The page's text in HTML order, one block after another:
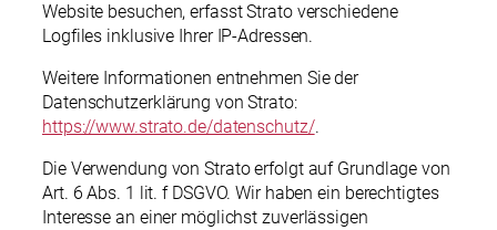
Website besuchen, erfasst Strato verschiedene
Logfiles inklusive Ihrer IP-Adressen.
Weitere Informationen entnehmen Sie der
Datenschutzerklärung von Strato:
https://www.strato.de/datenschutz/.
Die Verwendung von Strato erfolgt auf Grundlage von
Art. 6 Abs. 1 lit. f DSGVO. Wir haben ein berechtigtes
Interesse an einer möglichst zuverlässigen